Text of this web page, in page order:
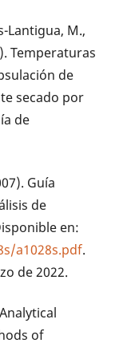
Lantigua, M.,
Temperaturas
de
secado por
de
Guía
de
en:
a1028s.pdf.
de 2022.
of